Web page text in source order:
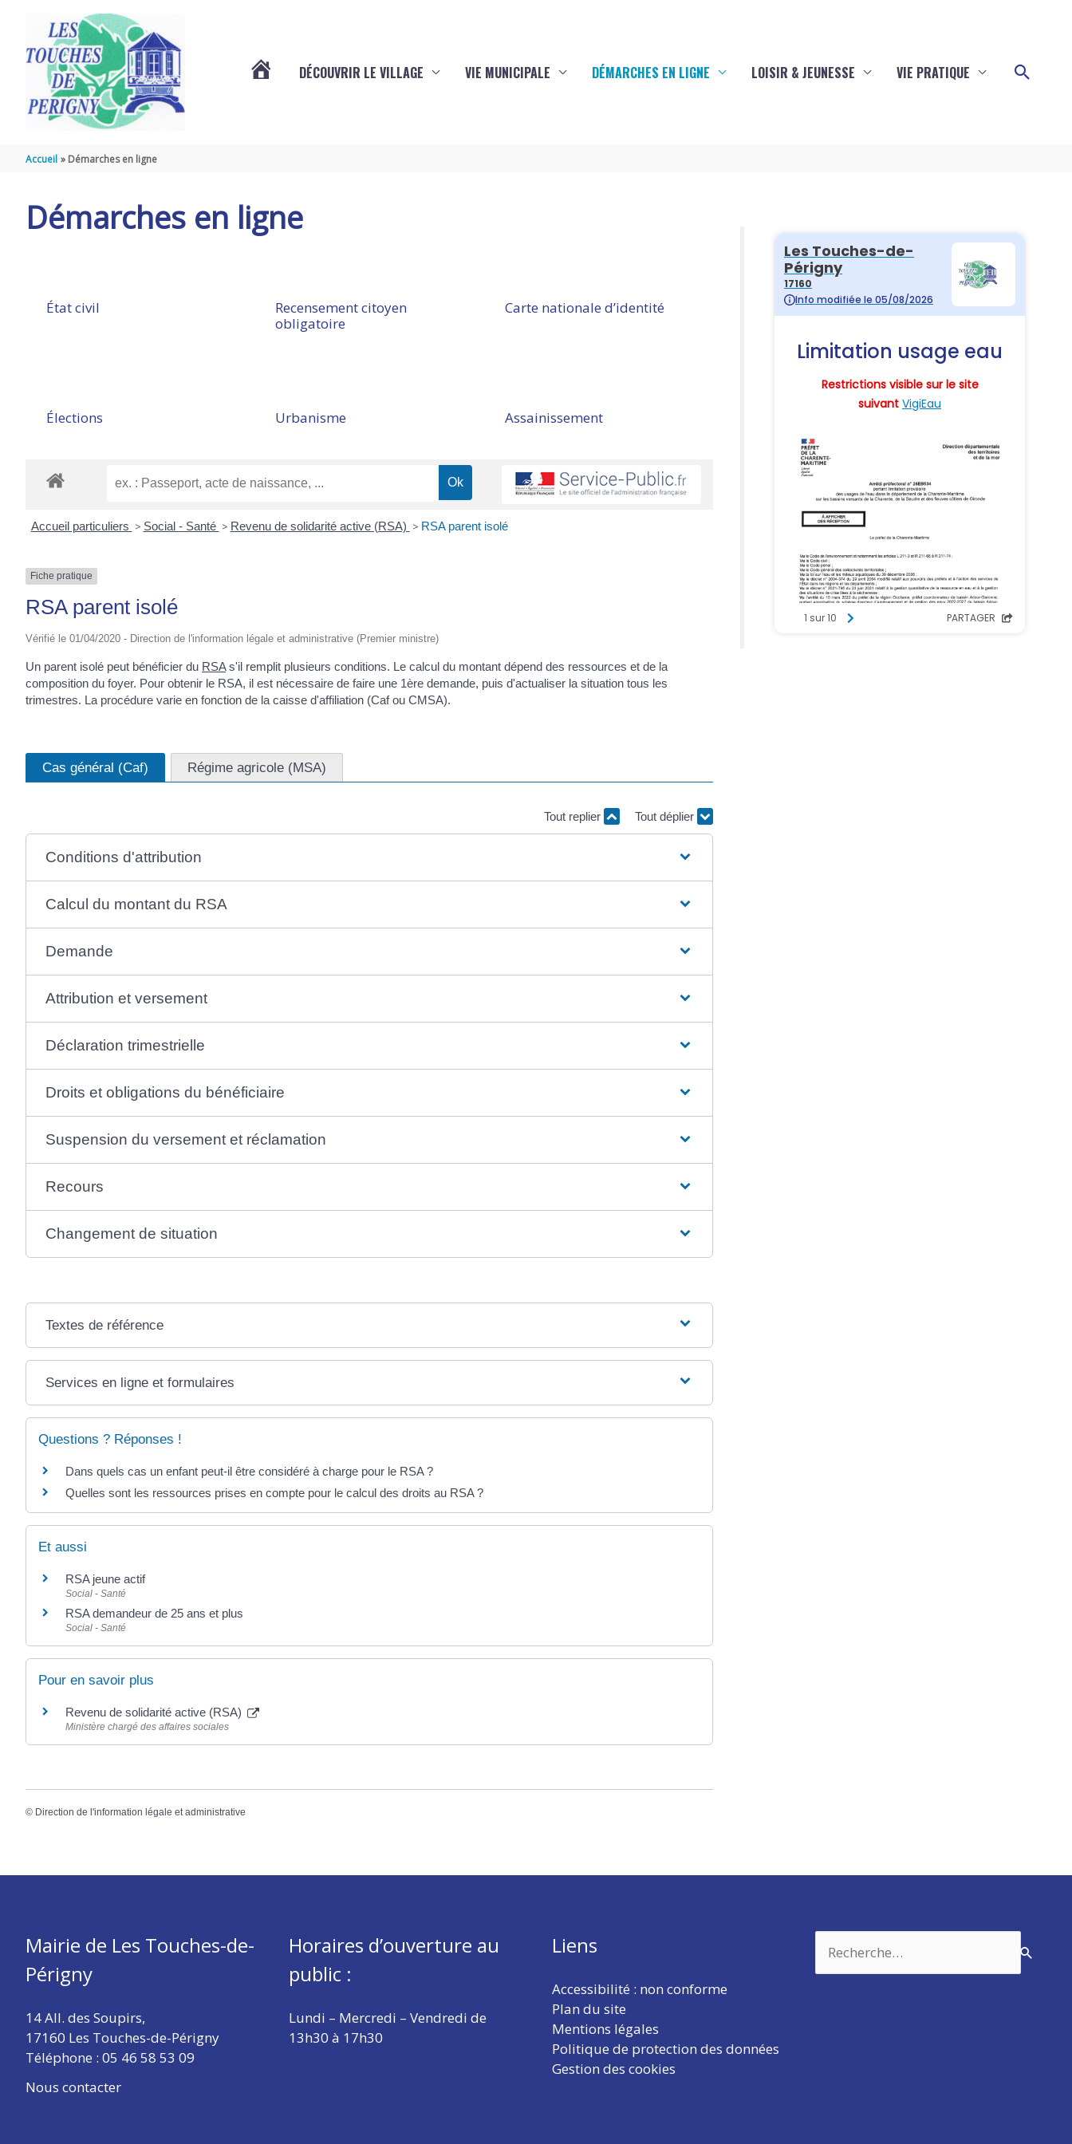
DÉCOUVRIR LE VILLAGE VIE MUNICIPALE DÉMARCHES EN LIGNE LOISIR & JEUNESSE VIE PRATIQUE
Accueil Démarches en ligne
Démarches en ligne
État civil
Recensement citoyen
obligatoire
Carte nationale d’identité
Élections Urbanisme Assainissement
Accueil particuliers > Social - Santé > Revenu de solidarité active (RSA) > RSA parent isolé
Fiche pratique
RSA parent isolé
Vérifié le 01/04/2020 - Direction de l'information légale et administrative (Premier ministre)
Un parent isolé peut bénéficier du RSAs'il remplit plusieurs conditions. Le calcul du montant dépend des ressources et de la
composition du foyer. Pour obtenir le RSA, il est nécessaire de faire une 1ère demande, puis d'actualiser la situation tous les
trimestres. La procédure varie en fonction de la caisse d'affiliation (Caf ou CMSA).
Cas général (Caf) Régime agricole (MSA)
Tout replier Tout déplier
Conditions d'attribution
Calcul du montant du RSA
Demande
Attribution et versement
Déclaration trimestrielle
Droits et obligations du bénéficiaire
Suspension du versement et réclamation
Recours
Changement de situation
Textes de référence
Services en ligne et formulaires
Questions ? Réponses !
Dans quels cas un enfant peut-il être considéré à charge pour le RSA ?
Quelles sont les ressources prises en compte pour le calcul des droits au RSA ?
Et aussi
RSA jeune actif
Social - Santé
RSA demandeur de 25 ans et plus
Social - Santé
Pour en savoir plus
Revenu de solidarité active (RSA)
Ministère chargé des affaires sociales
© Direction de l'information légale et administrative
Mairie de Les Touches-de-
Périgny
14 All. des Soupirs,
17160 Les Touches-de-Périgny
Téléphone : 05 46 58 53 09
Nous contacter
Horaires d’ouverture au
public :
Lundi – Mercredi – Vendredi de
13h30 à 17h30
Liens
Accessibilité : non conforme
Plan du site
Mentions légales
Politique de protection des données
Gestion des cookies